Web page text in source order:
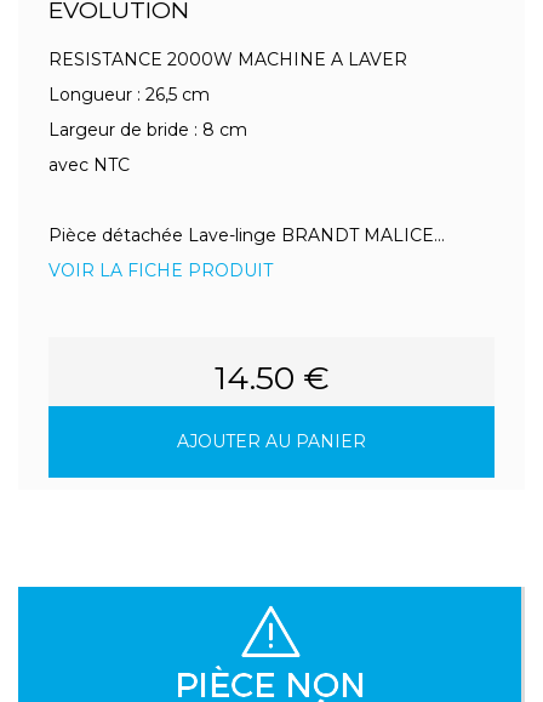
EVOLUTION
RESISTANCE 2000W MACHINE A LAVER
Longueur : 26,5 cm
Largeur de bride : 8 cm
avec NTC
Pièce détachée Lave-linge BRANDT MALICE...
VOIR LA FICHE PRODUIT
14.50 €
AJOUTER AU PANIER